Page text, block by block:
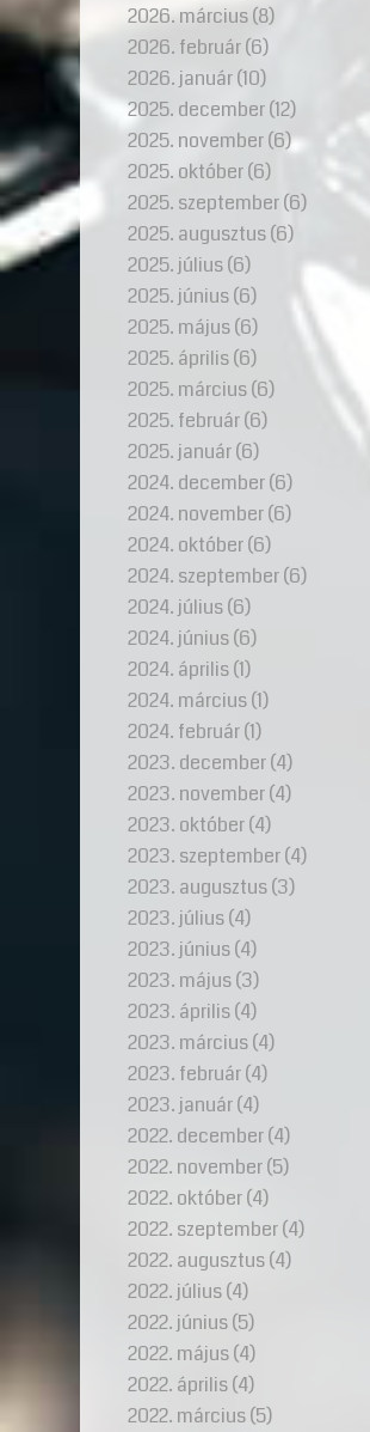
2026. március(8)
2026. február(6)
2026. január(10)
2025. december(12)
2025. november(6)
2025. október(6)
2025. szeptember(6)
2025. augusztus(6)
2025. július(6)
2025. június(6)
2025. május(6)
2025. április(6)
2025. március(6)
2025. február(6)
2025. január(6)
2024. december(6)
2024. november(6)
2024. október(6)
2024. szeptember(6)
2024. július(6)
2024. június(6)
2024. április(1)
2024. március(1)
2024. február(1)
2023. december(4)
2023. november(4)
2023. október(4)
2023. szeptember(4)
2023. augusztus(3)
2023. július(4)
2023. június(4)
2023. május(3)
2023. április(4)
2023. március(4)
2023. február(4)
2023. január(4)
2022. december(4)
2022. november(5)
2022. október(4)
2022. szeptember(4)
2022. augusztus(4)
2022. július(4)
2022. június(5)
2022. május(4)
2022. április(4)
2022. március(5)